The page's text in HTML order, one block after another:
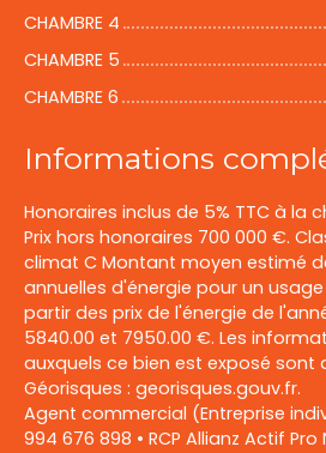
CHAMBRE 4
CHAMBRE 5
CHAMBRE 6
Informations
Honoraires inclus de 5% TTC à la
Prix hors honoraires 700 000 €.
climat C Montant moyen estimé
annuelles d'énergie pour un
partir des prix de l'énergie de
5840.00 et 7950.00 €. Les
auxquels ce bien est exposé sont
Géorisques : georisques.gouv.fr.
Agent commercial (Entreprise
994 676 898 • RCP Allianz Actif Pro